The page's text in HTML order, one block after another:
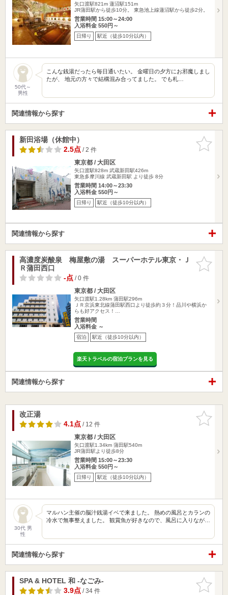
矢口渡駅821m 蓮沼駅151m
JR蒲田駅から徒歩10分。 東急池上線蓮沼駅から徒歩2分。
営業時間 15:00～24:00
入浴料金 550円～
日帰り 駅近（徒歩10分以内）
50代～
男性
こんな銭湯だったら毎日通いたい。 金曜日の夕方にお邪魔しまし
たが、 地元の方々で結構混み合ってました。 でも札…
関連情報から探す
お気に入
りに追加
新田浴場（休館中）
2.5点/ 2 件
東京都 / 大田区
矢口渡駅828m 武蔵新田駅426m
東急多摩川線 武蔵新田駅 より徒歩 8分
営業時間 14:00～23:30
入浴料金 550円～
日帰り 駅近（徒歩10分以内）
関連情報から探す
お気に入
りに追加
高濃度炭酸泉 梅屋敷の湯 スーパーホテル東京・Ｊ
Ｒ蒲田西口
-点/ 0 件
東京都 / 大田区
矢口渡駅1.28km 蒲田駅296m
ＪＲ京浜東北線蒲田駅西口より徒歩約３分！品川や横浜か
らも好アクセス！…
営業時間
入浴料金 ～
宿泊 駅近（徒歩10分以内）
楽天トラベルの宿泊プランを見る
関連情報から探す
お気に入
りに追加
改正湯
4.1点/ 12 件
東京都 / 大田区
矢口渡駅1.34km 蒲田駅540m
JR蒲田駅より徒歩8分
営業時間 15:00～23:30
入浴料金 550円～
日帰り 駅近（徒歩10分以内）
30代 男
性
マルハン主催の脳汁銭湯イベで来ました。 熱めの風呂とカランの
冷水で無事整えました。 観賞魚が好きなので、風呂に入りなが…
関連情報から探す
お気に入
りに追加
SPA & HOTEL 和 -なごみ-
3.9点/ 34 件